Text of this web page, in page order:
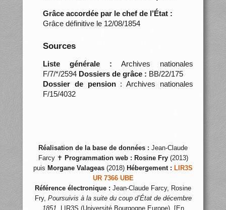
Grâce accordée par le chef de l’État :
Grâce définitive le 12/08/1854
Sources
Liste générale : Archives nationales
F/7/*/2594 Dossiers de grâce : BB/22/175
Dossier de pension: Archives nationales
F/15/4032
Réalisation de la base de données : Jean-Claude
Farcy ✝ Programmation web : Rosine Fry(2013)
puis Morgane Valageas (2018) Hébergement : LIR3S
UR 7366 UBE
Référence électronique : Jean-Claude Farcy, Rosine
Fry, Poursuivis à la suite du coup d’État de décembre
1851 , LIR3S (Université Bourgogne Europe), [En